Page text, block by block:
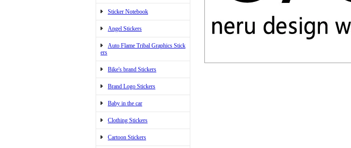
Sticker Notebook
Angel Stickers
Auto Flame Tribal Graphics Stick
ers
Bike's brand Stickers
Brand Logo Stickers
Baby in the car
Clothing Stickers
Cartoon Stickers